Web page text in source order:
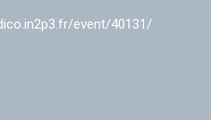
event/40131/